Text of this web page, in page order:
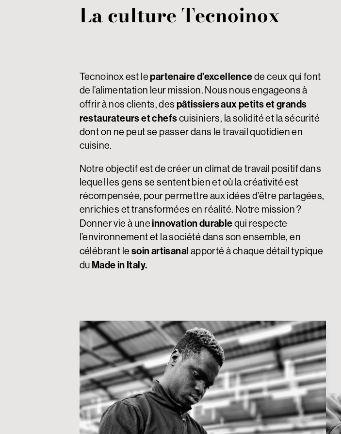
La culture Tecnoinox
Tecnoinox est lepartenaire d’excellencede ceux qui font
de l’alimentation leur mission. Nous nous engageons à
offrir à nos clients, despâtissiers aux petits et grands
restaurateurs et chefscuisiniers, la solidité et la sécurité
dont on ne peut se passer dans le travail quotidien en
cuisine.
Notre objectif est de créer un climat de travail positif dans
lequel les gens se sentent bien et où la créativité est
récompensée, pour permettre aux idées d’être partagées,
enrichies et transformées en réalité. Notre mission ?
Donner vie à uneinnovation durablequi respecte
l’environnement et la société dans son ensemble, en
célébrant lesoin artisanal apporté à chaque détail typique
du Made in Italy.